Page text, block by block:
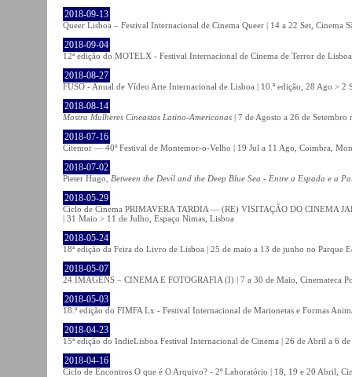
2018-09-13
Queer Lisboa – Festival Internacional de Cinema Queer | 14 a 22 Set, Cinema
2018-09-04
12ª edição do MOTELX - Festival Internacional de Cinema de Terror de
2018-08-27
FUSO - Anual de Vídeo Arte Internacional de Lisboa | 10.ª edição, 28 Ago > 2
2018-08-14
Mostra Mulheres Cineastas Latino-Americanas | 7 de Agosto a 26 de Setembro
2018-07-16
Citemor — 40º Festival de Montemor-o-Velho | 19 Jul a 11 Ago, Coimbra,
2018-07-02
Pieter Hugo, Between the Devil and the Deep Blue Sea - Entre a Espada e a
2018-05-29
Ciclo de Cinema PRIMAVERA TARDIA — (RE) VISITAÇÃO DO CINEMA
| 31 Maio > 11 de Julho, Espaço Nimas, Lisboa
2018-05-24
18ª edição da Feira do Livro de Lisboa | 25 de maio a 13 de junho no Parque
2018-05-07
24 IMAGENS – CINEMA E FOTOGRAFIA (I) | 7 a 30 de Maio, Cinemateca
2018-05-03
18.ª edição do FIMFA Lx - Festival Internacional de Marionetas e Formas
2018-04-23
15ª edição do IndieLisboa Festival Internacional de Cinema | 26 de Abril a 6
2018-04-16
Ciclo de Encontros O que é O Arquivo? - 2º Laboratório | 18, 19 e 20 Abril,